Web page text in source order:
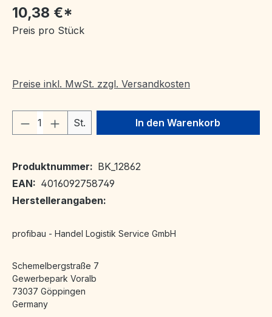
10,38 €*
Preis pro Stück
Preise inkl. MwSt. zzgl. Versandkosten
Produkt Anzahl: Gib den
St. In den Warenkorb
Produktnummer: BK_12862
EAN: 4016092758749
Herstellerangaben:
profibau - Handel Logistik Service GmbH
Schemelbergstraße 7
Gewerbepark Voralb
73037 Göppingen
Germany